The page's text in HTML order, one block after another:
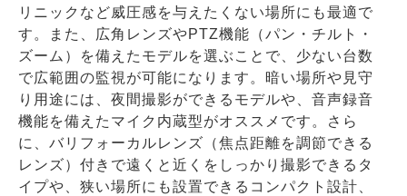
リニックなど威圧感を与えたくない場所にも最適で
す。また、広角レンズやPTZ機能（パン・チルト・
ズーム）を備えたモデルを選ぶことで、少ない台数
で広範囲の監視が可能になります。暗い場所や見守
り用途には、夜間撮影ができるモデルや、音声録音
機能を備えたマイク内蔵型がオススメです。さら
に、バリフォーカルレンズ（焦点距離を調節できる
レンズ）付きで遠くと近くをしっかり撮影できるタ
イプや、狭い場所にも設置できるコンパクト設計、